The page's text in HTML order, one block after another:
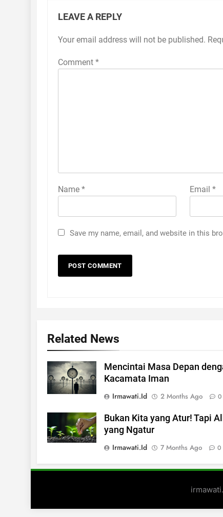
LEAVE A REPLY
Your email address will not be published.
Comment *
Name * Email *
Save my name, email, and website in this
Related News
Mencintai Masa Depan
Kacamata Iman
Irmawati.id
2 Months Ago 0
Bukan Kita yang Atur! Tapi
yang Ngatur
Irmawati.id
7 Months Ago 0